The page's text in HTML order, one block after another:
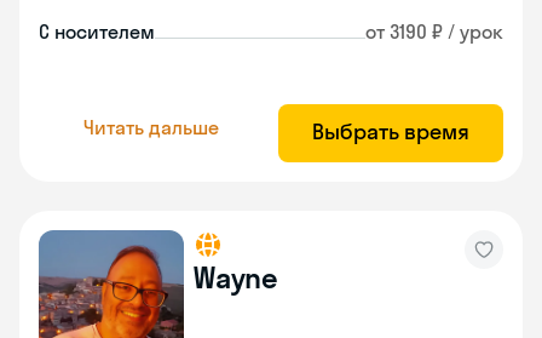
С носителем от 3190 ₽ / урок
Читать дальше Выбрать время
Wayne